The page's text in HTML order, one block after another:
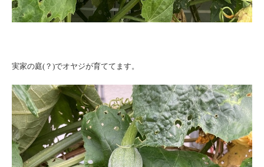
実家の庭(？)でオヤジが育ててます。